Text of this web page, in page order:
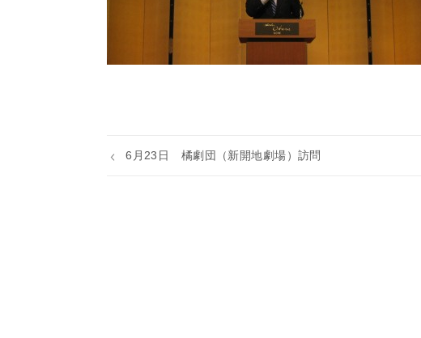
6月23日 橘劇団（新開地劇場）訪問